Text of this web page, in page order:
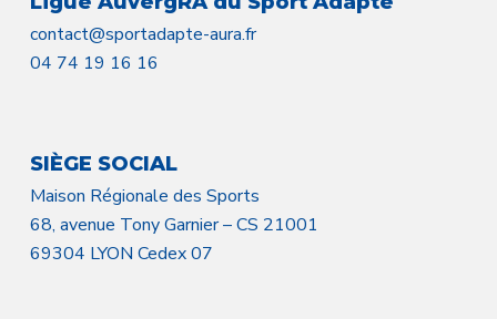
contact@sportadapte-aura.fr
04 74 19 16 16
SIÈGE SOCIAL
Maison Régionale des Sports
68, avenue Tony Garnier – CS 21001
69304 LYON Cedex 07